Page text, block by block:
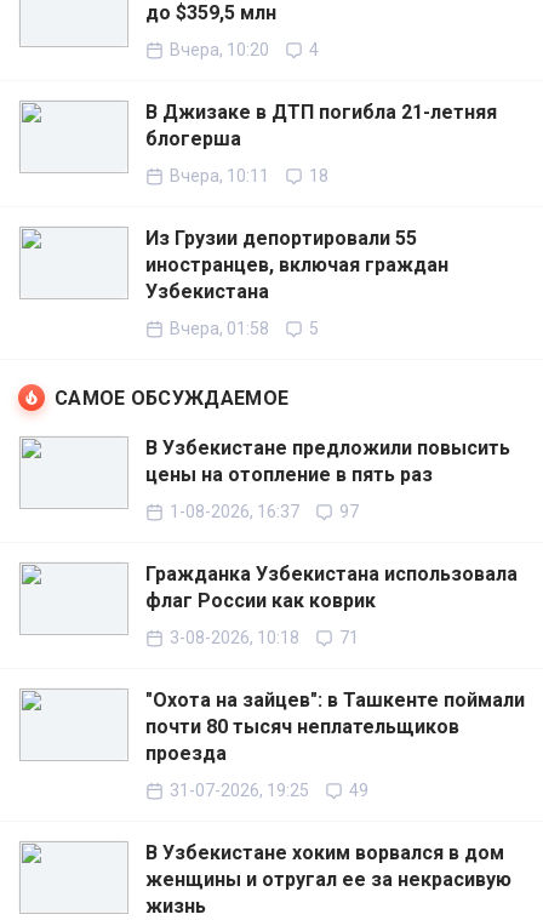
до $359,5 млн
Вчера, 10:20 4
В Джизаке в ДТП погибла 21-летняя
блогерша
Вчера, 10:11 18
Из Грузии депортировали 55
иностранцев, включая граждан
Узбекистана
Вчера, 01:58 5
САМОЕ ОБСУЖДАЕМОЕ
В Узбекистане предложили повысить
цены на отопление в пять раз
1-08-2026, 16:37 97
Гражданка Узбекистана использовала
флаг России как коврик
3-08-2026, 10:18 71
"Охота на зайцев": в Ташкенте поймали
почти 80 тысяч неплательщиков
проезда
31-07-2026, 19:25 49
В Узбекистане хоким ворвался в дом
женщины и отругал ее за некрасивую
жизнь